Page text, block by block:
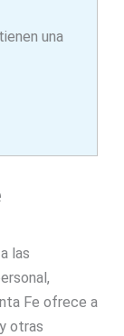
una
las
Fe ofrece a
otras